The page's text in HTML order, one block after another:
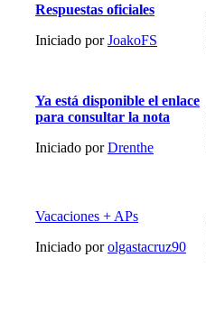
Respuestas oficiales
Iniciado porJoakoFS
Ya está disponible el enlace
para consultar la nota
Iniciado porDrenthe
Vacaciones + APs
Iniciado porolgastacruz90